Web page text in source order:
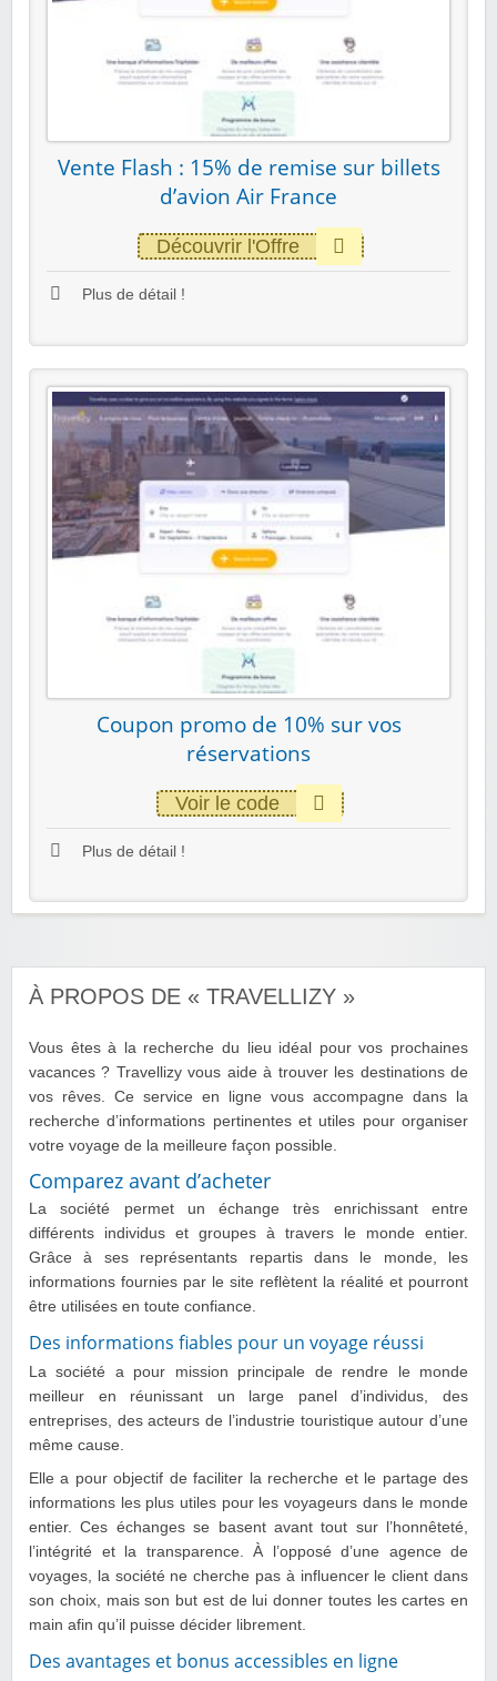
Vente Flash : 15% de remise sur billets
d’avion Air France
Découvrir l'Offre
Plus de détail !
Coupon promo de 10% sur vos
réservations
Voir le code
Plus de détail !
À PROPOS DE « TRAVELLIZY »
Vous êtes à la recherche du lieu idéal pour vos prochaines
vacances ? Travellizy vous aide à trouver les destinations de
vos rêves. Ce service en ligne vous accompagne dans la
recherche d’informations pertinentes et utiles pour organiser
votre voyage de la meilleure façon possible.
Comparez avant d’acheter
La société permet un échange très enrichissant entre
différents individus et groupes à travers le monde entier.
Grâce à ses représentants repartis dans le monde, les
informations fournies par le site reflètent la réalité et pourront
être utilisées en toute confiance.
Des informations fiables pour un voyage réussi
La société a pour mission principale de rendre le monde
meilleur en réunissant un large panel d’individus, des
entreprises, des acteurs de l’industrie touristique autour d’une
même cause.
Elle a pour objectif de faciliter la recherche et le partage des
informations les plus utiles pour les voyageurs dans le monde
entier. Ces échanges se basent avant tout sur l’honnêteté,
l’intégrité et la transparence. À l’opposé d’une agence de
voyages, la société ne cherche pas à influencer le client dans
son choix, mais son but est de lui donner toutes les cartes en
main afin qu’il puisse décider librement.
Des avantages et bonus accessibles en ligne